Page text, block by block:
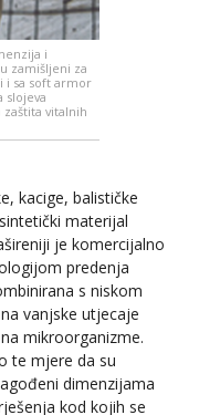
i
zamišljeni za
i sa soft armor
slojeva
zaštita vitalnih
kacige, balističke
materijal
je komercijalno
predenja
s niskom
vanjske utjecaje
mikroorganizme.
te mjere da su
dimenzijama
kod kojih se